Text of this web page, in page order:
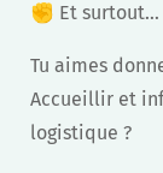
✊ Et surtout…
Tu aimes
Accueillir et
logistique ?